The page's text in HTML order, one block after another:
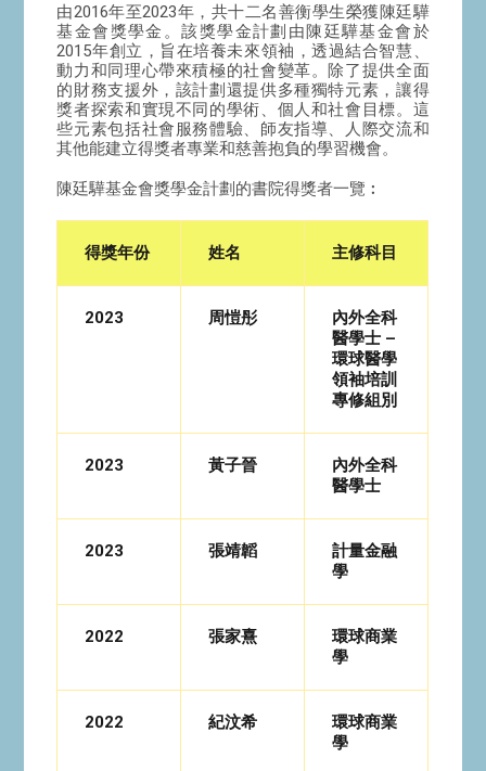
由2016年至2023年，共十二名善衡學生榮獲陳廷驊
基金會獎學金。該獎學金計劃由陳廷驊基金會於
2015年創立，旨在培養未來領袖，透過結合智慧、
動力和同理心帶來積極的社會變革。除了提供全面
的財務支援外，該計劃還提供多種獨特元素，讓得
獎者探索和實現不同的學術、個人和社會目標。這
些元素包括社會服務體驗、師友指導、人際交流和
其他能建立得獎者專業和慈善抱負的學習機會。
陳廷驊基金會獎學金計劃的書院得獎者一覽︰
得獎年份 姓名 主修科目
2023 周愷彤
內外全科
醫學士 –
環球醫學
領袖培訓
專修組別
2023 黃子晉
內外全科
醫學士
2023 張靖韜
計量金融
學
2022 張家熹
環球商業
學
2022 紀汶希
環球商業
學